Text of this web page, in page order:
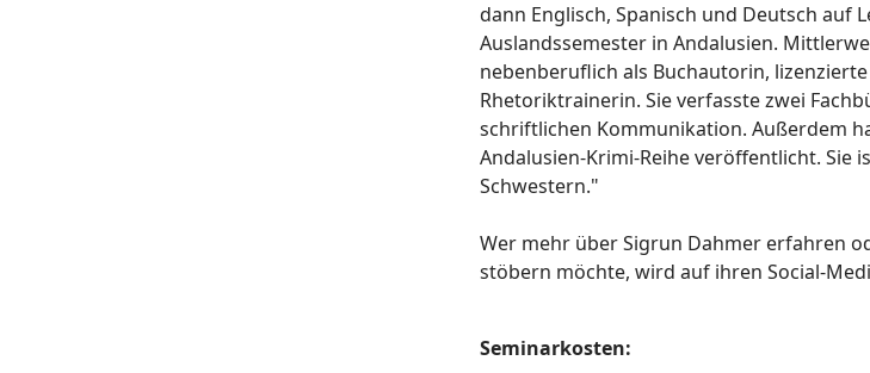
dann Englisch, Spanisch und Deutsch auf
Auslandssemester in Andalusien.
nebenberuflich als Buchautorin,
Rhetoriktrainerin. Sie verfasste zwei
schriftlichen Kommunikation. Außerdem
Andalusien-Krimi-Reihe veröffentlicht.
Schwestern."
Wer mehr über Sigrun Dahmer erfahren
stöbern möchte, wird auf ihren Social-
Seminarkosten: